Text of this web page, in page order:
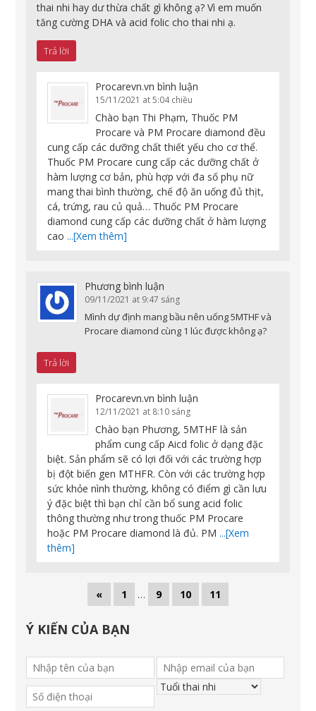
thai nhi hay dư thừa chất gì không ạ? Vì em muốn
tăng cường DHA và acid folic cho thai nhi ạ.
Trả lời
Procarevn.vn bình luận
15/11/2021 at 5:04 chiều
Chào bạn Thi Phạm, Thuốc PM
Procare và PM Procare diamond đều
cung cấp các dưỡng chất thiết yếu cho cơ thể.
Thuốc PM Procare cung cấp các dưỡng chất ở
hàm lượng cơ bản, phù hợp với đa số phụ nữ
mang thai bình thường, chế độ ăn uống đủ thịt,
cá, trứng, rau củ quả… Thuốc PM Procare
diamond cung cấp các dưỡng chất ở hàm lượng
cao ...[Xem thêm]
Phương bình luận
09/11/2021 at 9:47 sáng
Mình dự định mang bầu nên uống 5MTHF và
Procare diamond cùng 1 lúc được không ạ?
Trả lời
Procarevn.vn bình luận
12/11/2021 at 8:10 sáng
Chào bạn Phương, 5MTHF là sản
phẩm cung cấp Aicd folic ở dạng đặc
biệt. Sản phẩm sẽ có lợi đối với các trường hợp
bị đột biến gen MTHFR. Còn với các trường hợp
sức khỏe nình thường, không có điểm gì cần lưu
ý đặc biệt thì bạn chỉ cần bổ sung acid folic
thông thường như trong thuốc PM Procare
hoặc PM Procare diamond là đủ. PM ...[Xem
thêm]
« 1 … 9 10 11
Ý KIẾN CỦA BẠN